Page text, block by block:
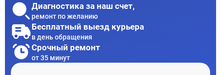
Диагностика за наш счет,
ремонт по желанию
Бесплатный выезд курьера
в день обращения
Срочный ремонт
от 35 минут